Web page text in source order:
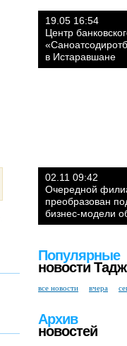
19.05 16:54
Центр
в Истаравшане
02.11 09:42
Очередной
преобразован
бизнес-модели
Популярные
новости
все новости вчера
Архив
новостей